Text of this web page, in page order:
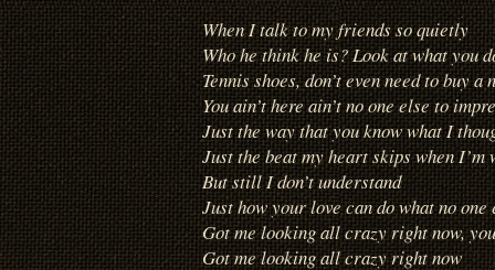
When I talk to my friends so quietly
Who he think he is? Look at what you
Tennis shoes, don’t even need to buy a
You ain’t here ain’t no one else to
Just the way that you know what I
Just the beat my heart skips when I’m
But still I don’t understand
Just how your love can do what no one
Got me looking all crazy right now,
Got me looking all crazy right now